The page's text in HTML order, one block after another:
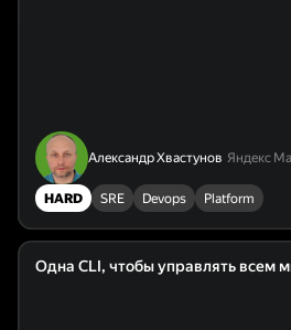
Александр Хвастунов Яндекс
HARD SRE Devops Platform
Одна CLI, чтобы управлять всем